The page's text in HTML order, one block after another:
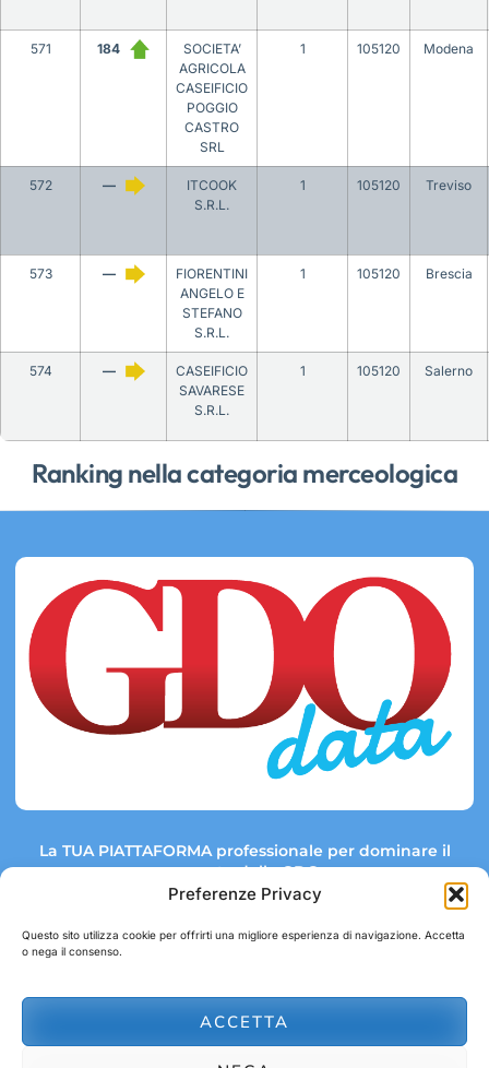
Preferenze Privacy
Questo sito utilizza cookie per offrirti una migliore esperienza di navigazione. Accetta
o nega il consenso.
ACCETTA
Ranking nella categoria merceologica
571 184
SOCIETA’
AGRICOLA
CASEIFICIO
POGGIO
CASTRO
SRL
1 105120 Modena
572 —
ITCOOK
S.R.L.
1 105120 Treviso
573 —
FIORENTINI
ANGELO E
STEFANO
S.R.L.
1 105120 Brescia
574 —
CASEIFICIO
SAVARESE
S.R.L.
1 105120 Salerno
La TUA PIATTAFORMA professionale per dominare il
mercato della GDO.
Link rapidi:
abbonamenti@gdodata.it